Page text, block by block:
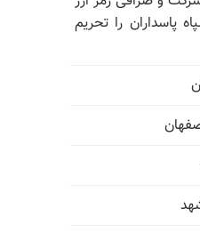
پاسداران را تحریم